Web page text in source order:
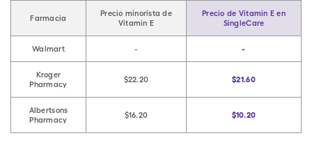
Farmacia
Precio minorista de
Vitamin E
Precio de Vitamin E en
SingleCare
Walmart - -
Kroger
Pharmacy
$22.20 $21.60
Albertsons
Pharmacy
$16.20 $10.20